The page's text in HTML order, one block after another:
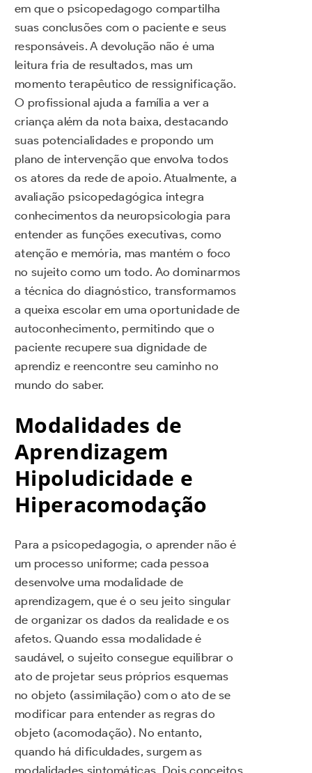
em que o psicopedagogo compartilha
suas conclusões com o paciente e seus
responsáveis. A devolução não é uma
leitura fria de resultados, mas um
momento terapêutico de ressignificação.
O profissional ajuda a família a ver a
criança além da nota baixa, destacando
suas potencialidades e propondo um
plano de intervenção que envolva todos
os atores da rede de apoio. Atualmente, a
avaliação psicopedagógica integra
conhecimentos da neuropsicologia para
entender as funções executivas, como
atenção e memória, mas mantém o foco
no sujeito como um todo. Ao dominarmos
a técnica do diagnóstico, transformamos
a queixa escolar em uma oportunidade de
autoconhecimento, permitindo que o
paciente recupere sua dignidade de
aprendiz e reencontre seu caminho no
mundo do saber.
Modalidades de
Aprendizagem
Hipoludicidade e
Hiperacomodação
Para a psicopedagogia, o aprender não é
um processo uniforme; cada pessoa
desenvolve uma modalidade de
aprendizagem, que é o seu jeito singular
de organizar os dados da realidade e os
afetos. Quando essa modalidade é
saudável, o sujeito consegue equilibrar o
ato de projetar seus próprios esquemas
no objeto (assimilação) com o ato de se
modificar para entender as regras do
objeto (acomodação). No entanto,
quando há dificuldades, surgem as
modalidades sintomáticas. Dois conceitos